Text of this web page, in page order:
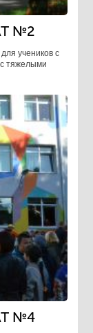
№2
учеников с
тяжелыми
№4